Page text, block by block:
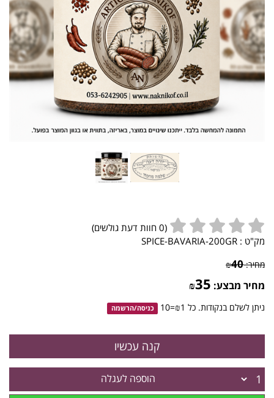
(
0 חוות דעת גולשים)
מק"ט : SPICE-BAVARIA-200GR
מחיר: ₪40
מחיר מבצע: ₪35
ניתן לשלם בנקודות. כל ₪1=10 כניסה/הרשמה
הוספה לעגלה